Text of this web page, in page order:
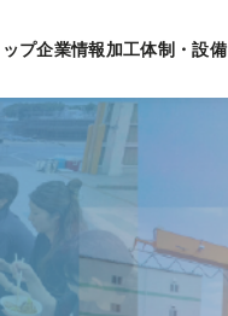
プ企業情報加工体制・設備